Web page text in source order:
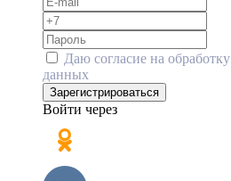
Даю согласие на обработку
данных
Зарегистрироваться
Войти через